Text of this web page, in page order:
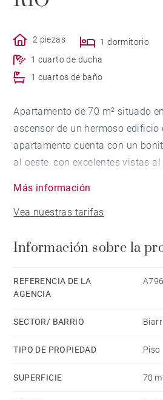
2 piezas
1 dormitorio
1 cuarto de ducha
1 cuartos de baño
Apartamento de 70 m² situado
ascensor de un hermoso edificio
apartamento cuenta con un
al oeste, con excelentes vistas
baño y un baño con ducha. Una
vida a pie, cerca de los
Más información
Vea nuestras tarifas
Información sobre la
REFERENCIA DE LA
AGENCIA
A796
SECTOR/ BARRIO
TIPO DE PROPIEDAD Piso
SUPERFICIE 70